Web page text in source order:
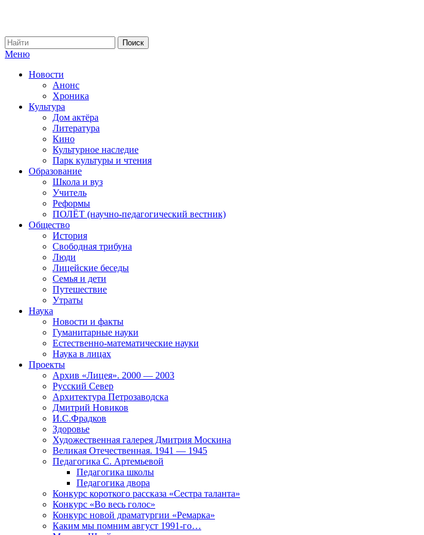
Меню
Новости
Анонс
Хроника
Культура
Дом актёра
Литература
Кино
Культурное наследие
Парк культуры и чтения
Образование
Школа и вуз
Учитель
Реформы
ПОЛЁТ (научно-педагогический вестник)
Общество
История
Свободная трибуна
Люди
Лицейские беседы
Семья и дети
Путешествие
Утраты
Наука
Новости и факты
Гуманитарные науки
Естественно-математические науки
Наука в лицах
Проекты
Архив «Лицея». 2000 — 2003
Русский Север
Архитектура Петрозаводска
Дмитрий Новиков
И.С.Фрадков
Здоровье
Художественная галерея Дмитрия Москина
Великая Отечественная. 1941 — 1945
Педагогика С. Артемьевой
Педагогика школы
Педагогика двора
Конкурс короткого рассказа «Сестра таланта»
Конкурс «Во весь голос»
Конкурс новой драматургии «Ремарка»
Каким мы помним август 1991-го…